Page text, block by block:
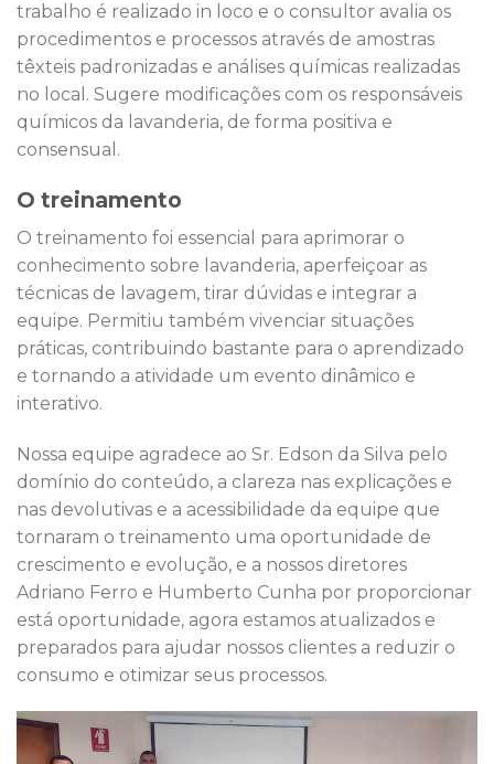
trabalho é realizado in loco e o consultor avalia os
procedimentos e processos através de amostras
têxteis padronizadas e análises químicas realizadas
no local. Sugere modificações com os responsáveis
químicos da lavanderia, de forma positiva e
consensual.
O treinamento
O treinamento foi essencial para aprimorar o
conhecimento sobre lavanderia, aperfeiçoar as
técnicas de lavagem, tirar dúvidas e integrar a
equipe. Permitiu também vivenciar situações
práticas, contribuindo bastante para o aprendizado
e tornando a atividade um evento dinâmico e
interativo.
Nossa equipe agradece ao Sr. Edson da Silva pelo
domínio do conteúdo, a clareza nas explicações e
nas devolutivas e a acessibilidade da equipe que
tornaram o treinamento uma oportunidade de
crescimento e evolução, e a nossos diretores
Adriano Ferro e Humberto Cunha por proporcionar
está oportunidade, agora estamos atualizados e
preparados para ajudar nossos clientes a reduzir o
consumo e otimizar seus processos.